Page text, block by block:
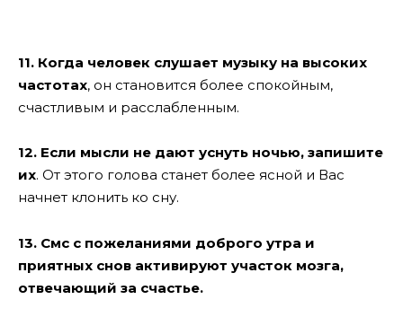
11. Когда человек слушает музыку на высоких
частотах, он становится более спокойным,
счастливым и расслабленным.
12. Если мысли не дают уснуть ночью, запишите
их. От этого голова станет более ясной и Вас
начнет клонить ко сну.
13. Смс с пожеланиями доброго утра и
приятных снов активируют участок мозга,
отвечающий за счастье.